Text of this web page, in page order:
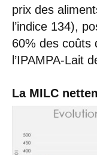
prix des
l’indice 134),
60% des coûts
l’IPAMPA-Lait
La MILC